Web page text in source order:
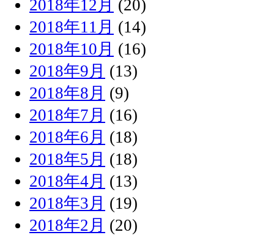
2018年12月 (20)
2018年11月 (14)
2018年10月 (16)
2018年9月 (13)
2018年8月 (9)
2018年7月 (16)
2018年6月 (18)
2018年5月 (18)
2018年4月 (13)
2018年3月 (19)
2018年2月 (20)